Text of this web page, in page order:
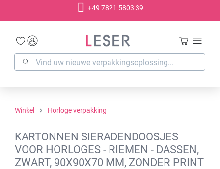
+49 7821 5803 39
Winkel Horloge verpakking
KARTONNEN SIERADENDOOSJES
VOOR HORLOGES - RIEMEN - DASSEN,
ZWART, 90X90X70 MM, ZONDER PRINT